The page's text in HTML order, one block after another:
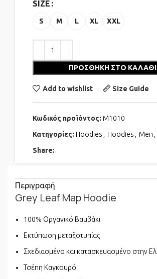
SIZE
S M L XL XXL
ΠΡΟΣΘΉΚΗ ΣΤΟ ΚΑΛΆΘΙ
Add to wishlist Size Guide
Κωδικός προϊόντος: M1010
Κατηγορίες: Hoodies , Hoodies , Men ,
Share:
Περιγραφή
Grey Leaf Map Hoodie
100% Οργανικό Βαμβάκι
Εκτύπωση μεταξοτυπίας
Σχεδιασμένο και κατασκευασμένο στην
Τσέπη Καγκουρό